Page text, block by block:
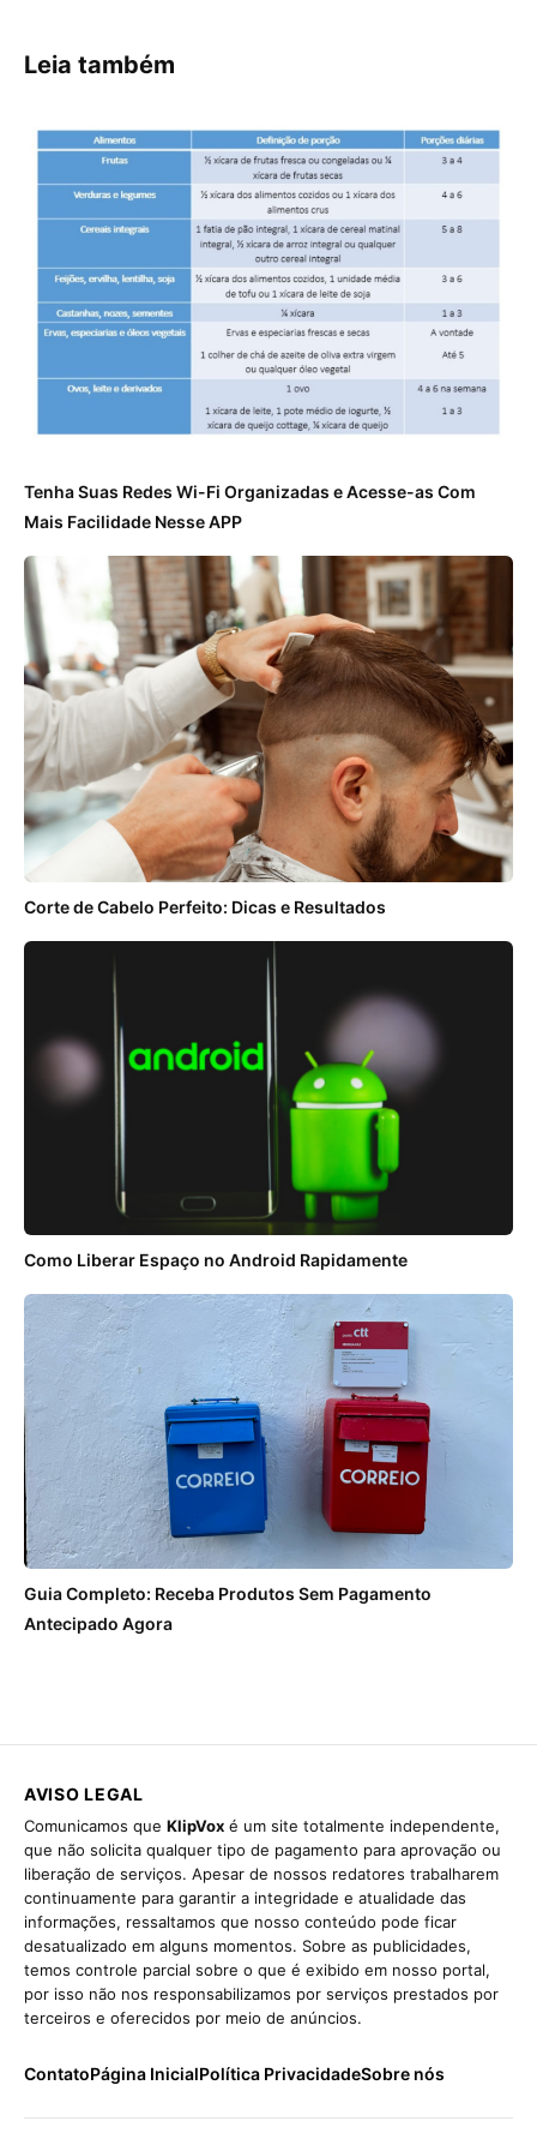
Leia também
Tenha Suas Redes Wi-Fi Organizadas e Acesse-as Com
Mais Facilidade Nesse APP
Corte de Cabelo Perfeito: Dicas e Resultados
Como Liberar Espaço no Android Rapidamente
Guia Completo: Receba Produtos Sem Pagamento
Antecipado Agora
AVISO LEGAL
Comunicamos que KlipVox é um site totalmente independente,
que não solicita qualquer tipo de pagamento para aprovação ou
liberação de serviços. Apesar de nossos redatores trabalharem
continuamente para garantir a integridade e atualidade das
informações, ressaltamos que nosso conteúdo pode ficar
desatualizado em alguns momentos. Sobre as publicidades,
temos controle parcial sobre o que é exibido em nosso portal,
por isso não nos responsabilizamos por serviços prestados por
terceiros e oferecidos por meio de anúncios.
ContatoPágina InicialPolítica PrivacidadeSobre nós